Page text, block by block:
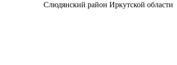
Слюдянский район Иркутской области